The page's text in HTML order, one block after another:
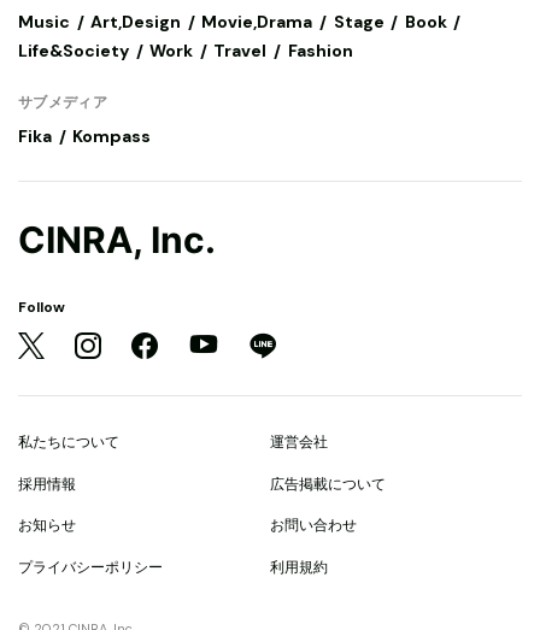
Music Art,Design Movie,Drama Stage
Book
Life&Society
Work Travel Fashion
サブメディア
Fika Kompass
CINRA, Inc.
Follow
私たちについて 運営会社
採用情報 広告掲載について
お知らせ お問い合わせ
プライバシーポリシー 利用規約